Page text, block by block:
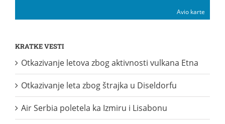
Avio karte
KRATKE VESTI
Otkazivanje letova zbog aktivnosti vulkana Etna
Otkazivanje leta zbog štrajka u Diseldorfu
Air Serbia poletela ka Izmiru i Lisabonu